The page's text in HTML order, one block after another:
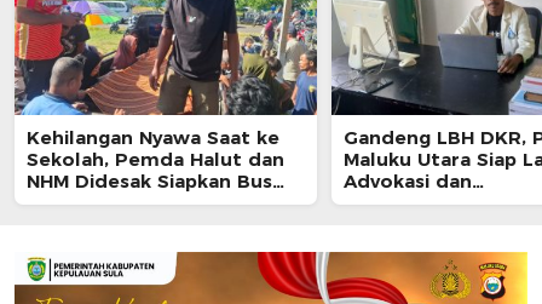
Kehilangan Nyawa Saat ke
Sekolah, Pemda Halut dan
NHM Didesak Siapkan Bus
untuk Siswa
Gandeng LBH DKR,
Maluku Utara Siap
Advokasi dan
Pendampingan